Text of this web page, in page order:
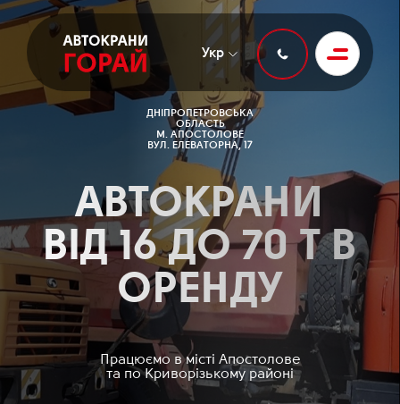
Укр
ДНІПРОПЕТРОВСЬКА
ОБЛАСТЬ
М. АПОСТОЛОВЕ
ВУЛ. ЕЛЕВАТОРНА, 17
АВТОКРАНИ
ВІД 16 ДО 70 Т В
ОРЕНДУ
Працюємо в місті Апостолове
та по Криворізькому районі